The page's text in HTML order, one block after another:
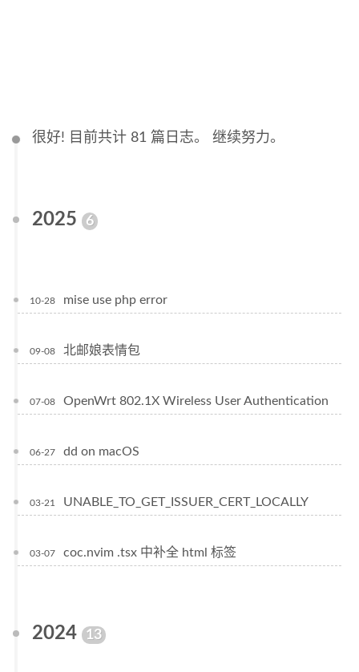
很好! 目前共计 81 篇日志。 继续努力。
2025 6
10-28 mise use php error
09-08 北邮娘表情包
07-08 OpenWrt 802.1X Wireless User Authentication
06-27 dd on macOS
03-21 UNABLE_TO_GET_ISSUER_CERT_LOCALLY
03-07 coc.nvim .tsx 中补全 html 标签
2024 13